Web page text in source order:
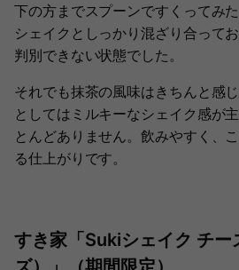
下の方までスプーンですくってみ
シェイクとしっかり混ざり合って
判別できない状態でした。
それでも抹茶の風味はきちんと感
としてはミルキーなシェイク感が
とんどありません。飲みやすく、
る仕上がりです。
すき家「Sukiシェイク チー